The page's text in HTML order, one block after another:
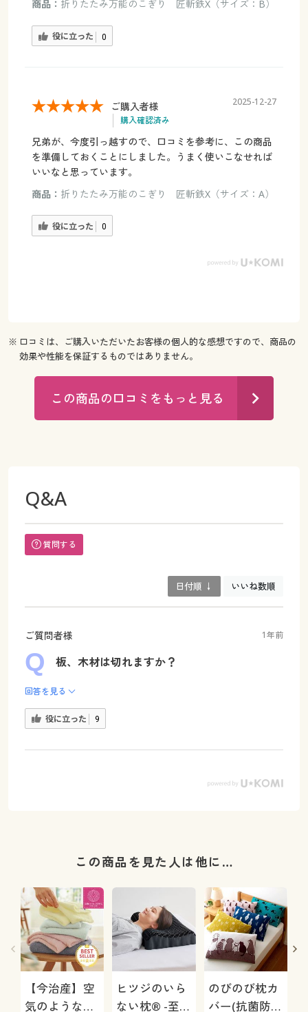
商品： 折りたたみ万能のこぎり 匠斬鉄X（サイズ：B）
役に立った 0
ご購入者様
購入確認済み
2025-12-27
兄弟が、今度引っ越すので、口コミを参考に、この商品
を準備しておくことにしました。うまく使いこなせれば
いいなと思っています。
商品： 折りたたみ万能のこぎり 匠斬鉄X（サイズ：A）
役に立った 0
※ 口コミは、ご購入いただいたお客様の個人的な感想ですので、商品の
効果や性能を保証するものではありません。
この商品の口コミをもっと見る
Q&A
質問する
日付順 ↓ いいね数順
ご質問者様 1年前
板、木材は切れますか？
回答を見る
役に立った 9
この商品を見た人は他に…
【今治産】空
気のようなタ
ヒツジのいら
ない枕® -至
のびのび枕カ
バー(抗菌防